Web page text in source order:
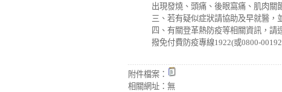
出現發燒、頭痛、後眼窩痛、肌肉關
三、若有疑似症狀請協助及早就醫，
四、有關登革熱防疫等相關資訊，請
撥免付費防疫專線1922(或0800-
附件檔案：
相關網址： 無